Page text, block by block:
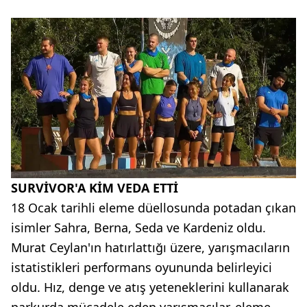
SURVİVOR'A KİM VEDA ETTİ
18 Ocak tarihli eleme düellosunda potadan çıkan
isimler Sahra, Berna, Seda ve Kardeniz oldu.
Murat Ceylan'ın hatırlattığı üzere, yarışmacıların
istatistikleri performans oyununda belirleyici
oldu. Hız, denge ve atış yeteneklerini kullanarak